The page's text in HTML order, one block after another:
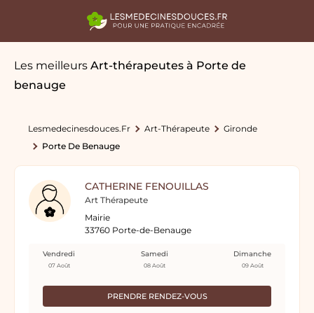
Les meilleurs Art-thérapeutes à Porte de
benauge
Lesmedecinesdouces.fr Art-Thérapeute
Gironde
Porte De Benauge
CATHERINE FENOUILLAS
Art Thérapeute
Mairie
33760 Porte-de-Benauge
PRENDRE RENDEZ-VOUS
Vendredi
07 Août
Samedi
08 Août
Dimanche
09 Août